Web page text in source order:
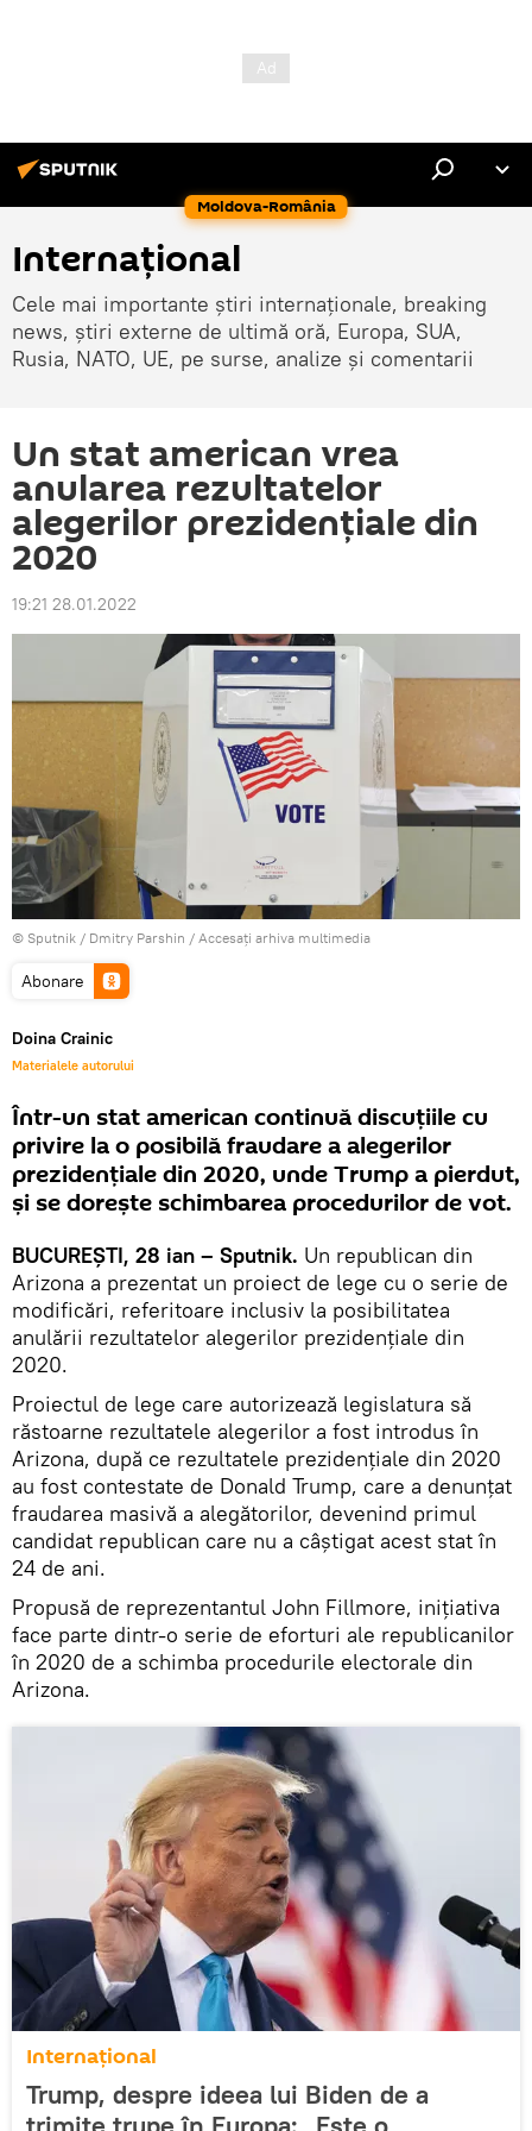
Moldova-România
Internaţional
Cele mai importante știri internaționale, breaking
news, știri externe de ultimă oră, Europa, SUA,
Rusia, NATO, UE, pe surse, analize și comentarii
Un stat american vrea
anularea rezultatelor
alegerilor prezidenţiale din
2020
19:21 28.01.2022
© Sputnik / Dmitry Parshin / Accesați arhiva multimedia
Abonare
Doina Crainic
Materialele autorului
Într-un stat american continuă discuţiile cu
privire la o posibilă fraudare a alegerilor
prezidențiale din 2020, unde Trump a pierdut,
şi se doreşte schimbarea procedurilor de vot.
BUCUREŞTI, 28 ian – Sputnik. Un republican din
Arizona a prezentat un proiect de lege cu o serie de
modificări, referitoare inclusiv la posibilitatea
anulării rezultatelor alegerilor prezidenţiale din
2020.
Proiectul de lege care autorizează legislatura să
răstoarne rezultatele alegerilor a fost introdus în
Arizona, după ce rezultatele prezidențiale din 2020
au fost contestate de Donald Trump, care a denunțat
fraudarea masivă a alegătorilor, devenind primul
candidat republican care nu a câștigat acest stat în
24 de ani.
Propusă de reprezentantul John Fillmore, inițiativa
face parte dintr-o serie de eforturi ale republicanilor
în 2020 de a schimba procedurile electorale din
Arizona.
Internaţional
Trump, despre ideea lui Biden de a